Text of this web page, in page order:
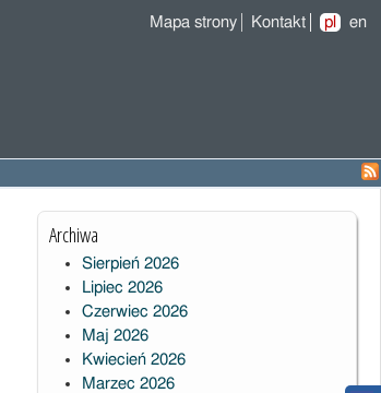
Mapa strony Kontakt pl en
Archiwa
Sierpień 2026
Lipiec 2026
Czerwiec 2026
Maj 2026
Kwiecień 2026
Marzec 2026